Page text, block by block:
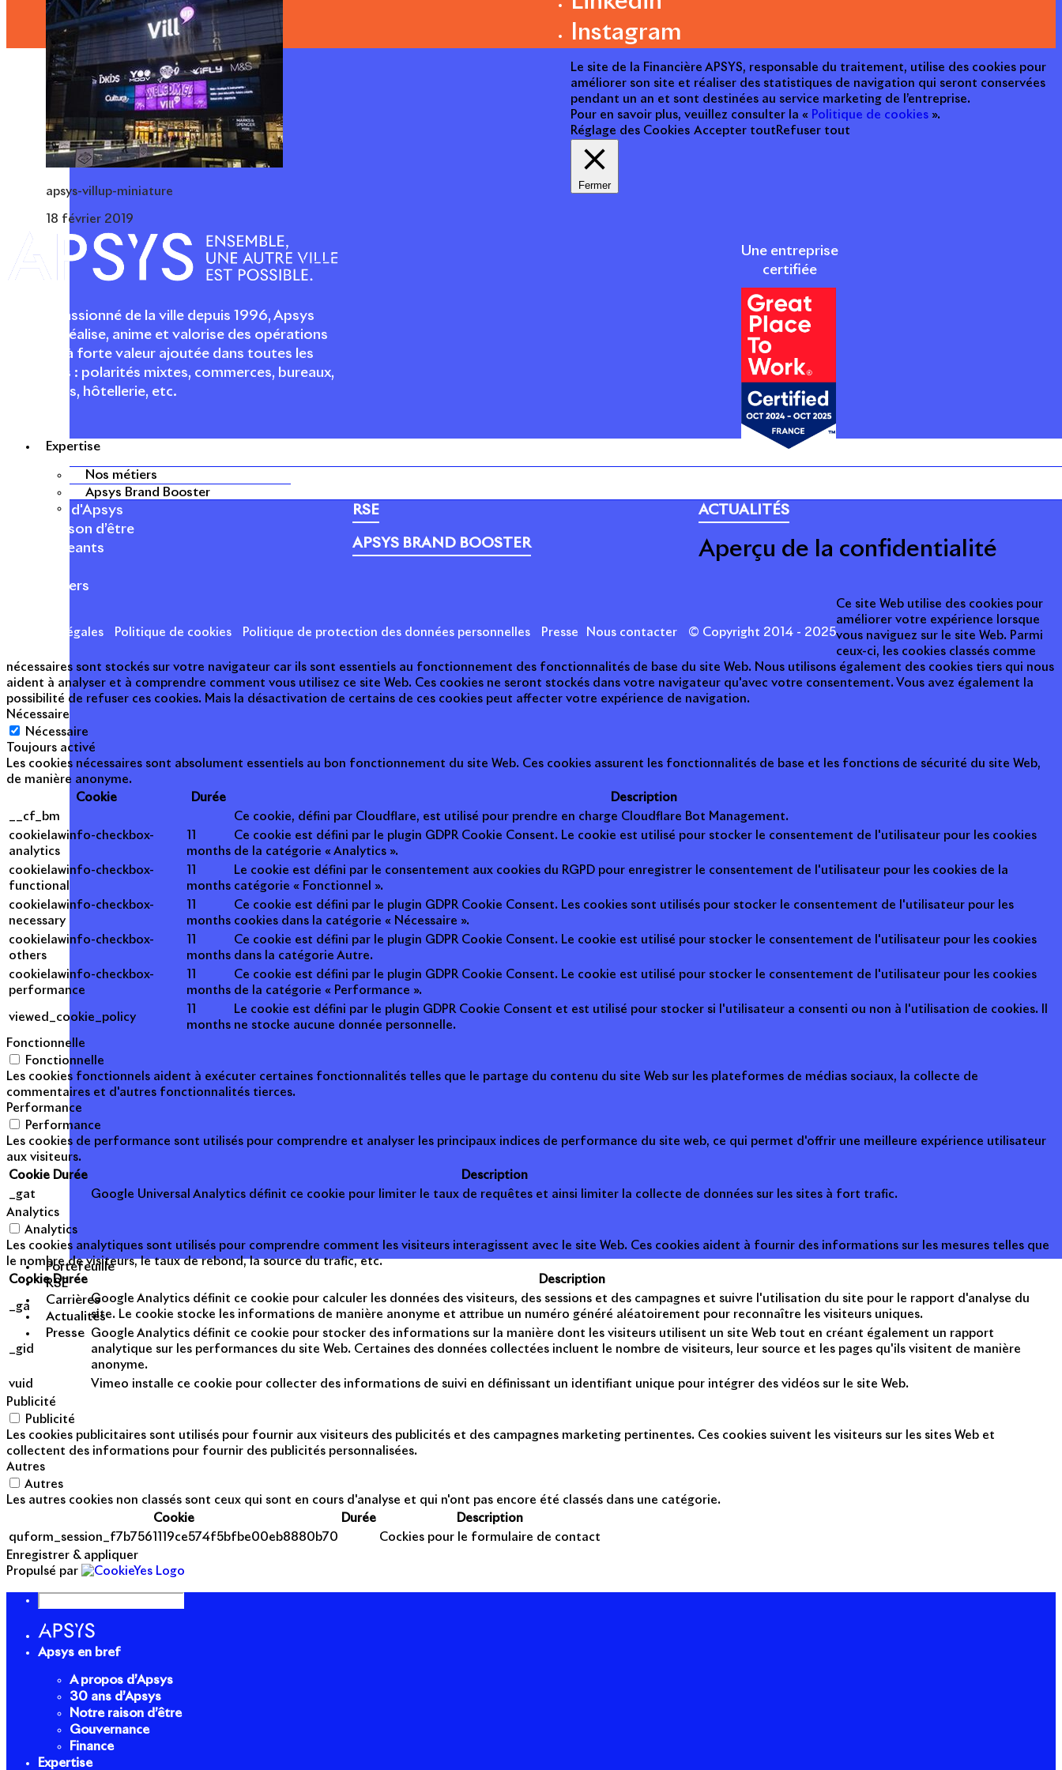
Expertise
Nos métiers
Apsys Brand Booster
Portefeuille
RSE
Carrières
Actualités
Presse
apsys-villup-miniature
18 février 2019
Acteur passionné de la ville depuis 1996, Apsys
conçoit, réalise, anime et valorise des opérations
urbaines à forte valeur ajoutée dans toutes les
fonctions : polarités mixtes, commerces, bureaux,
logements, hôtellerie, etc.
Une entreprise
certifiée
APSYS EN BREF
À propos d'Apsys
Notre raison d’être
Nos dirigeants
Nos métiers
RSE
APSYS BRAND BOOSTER
ACTUALITÉS
Mentions légales Politique de cookies Politique de protection des données personnelles Presse Nous contacter © Copyright 2014 - 2025
Instagram
Le site de la Financière APSYS, responsable du traitement, utilise des cookies pour
améliorer son site et réaliser des statistiques de navigation qui seront conservées
pendant un an et sont destinées au service marketing de l’entreprise.
Pour en savoir plus, veuillez consulter la « Politique de cookies ».
Réglage des Cookies Accepter tout Refuser tout
Fermer
Aperçu de la confidentialité
Ce site Web utilise des cookies pour
améliorer votre expérience lorsque
vous naviguez sur le site Web. Parmi
ceux-ci, les cookies classés comme
nécessaires sont stockés sur votre navigateur car ils sont essentiels au fonctionnement des fonctionnalités de base du site Web. Nous utilisons également des cookies tiers qui nous
aident à analyser et à comprendre comment vous utilisez ce site Web. Ces cookies ne seront stockés dans votre navigateur qu'avec votre consentement. Vous avez également la
possibilité de refuser ces cookies. Mais la désactivation de certains de ces cookies peut affecter votre expérience de navigation.
Nécessaire
Nécessaire
Toujours activé
Les cookies nécessaires sont absolument essentiels au bon fonctionnement du site Web. Ces cookies assurent les fonctionnalités de base et les fonctions de sécurité du site Web,
de manière anonyme.
Cookie
Durée
Description
__cf_bm
Ce cookie, défini par Cloudflare, est utilisé pour prendre en charge Cloudflare Bot Management.
cookielawinfo-checkbox-
analytics
months
Ce cookie est défini par le plugin GDPR Cookie Consent. Le cookie est utilisé pour stocker le consentement de l'utilisateur pour les cookies
de la catégorie « Analytics ».
cookielawinfo-checkbox-
functional
months
Le cookie est défini par le consentement aux cookies du RGPD pour enregistrer le consentement de l'utilisateur pour les cookies de la
catégorie « Fonctionnel ».
cookielawinfo-checkbox-
necessary
months
Ce cookie est défini par le plugin GDPR Cookie Consent. Les cookies sont utilisés pour stocker le consentement de l'utilisateur pour les
cookies dans la catégorie « Nécessaire ».
cookielawinfo-checkbox-
others
months
Ce cookie est défini par le plugin GDPR Cookie Consent. Le cookie est utilisé pour stocker le consentement de l'utilisateur pour les cookies
dans la catégorie Autre.
cookielawinfo-checkbox-
performance
months
Ce cookie est défini par le plugin GDPR Cookie Consent. Le cookie est utilisé pour stocker le consentement de l'utilisateur pour les cookies
de la catégorie « Performance ».
viewed_cookie_policy
months
Le cookie est défini par le plugin GDPR Cookie Consent et est utilisé pour stocker si l'utilisateur a consenti ou non à l'utilisation de cookies. Il
ne stocke aucune donnée personnelle.
Fonctionnelle
Fonctionnelle
Les cookies fonctionnels aident à exécuter certaines fonctionnalités telles que le partage du contenu du site Web sur les plateformes de médias sociaux, la collecte de
commentaires et d'autres fonctionnalités tierces.
Performance
Performance
Les cookies de performance sont utilisés pour comprendre et analyser les principaux indices de performance du site web, ce qui permet d'offrir une meilleure expérience utilisateur
aux visiteurs.
Cookie Durée
Description
_gat
Google Universal Analytics définit ce cookie pour limiter le taux de requêtes et ainsi limiter la collecte de données sur les sites à fort trafic.
Analytics
Analytics
Les cookies analytiques sont utilisés pour comprendre comment les visiteurs interagissent avec le site Web. Ces cookies aident à fournir des informations sur les mesures telles que
le nombre de visiteurs, le taux de rebond, la source du trafic, etc.
Cookie Durée Description
_ga
Google Analytics définit ce cookie pour calculer les données des visiteurs, des sessions et des campagnes et suivre l'utilisation du site pour le rapport d'analyse du
site. Le cookie stocke les informations de manière anonyme et attribue un numéro généré aléatoirement pour reconnaître les visiteurs uniques.
_gid
Google Analytics définit ce cookie pour stocker des informations sur la manière dont les visiteurs utilisent un site Web tout en créant également un rapport
analytique sur les performances du site Web. Certaines des données collectées incluent le nombre de visiteurs, leur source et les pages qu'ils visitent de manière
anonyme.
vuid
Vimeo installe ce cookie pour collecter des informations de suivi en définissant un identifiant unique pour intégrer des vidéos sur le site Web.
Publicité
Publicité
Les cookies publicitaires sont utilisés pour fournir aux visiteurs des publicités et des campagnes marketing pertinentes. Ces cookies suivent les visiteurs sur les sites Web et
collectent des informations pour fournir des publicités personnalisées.
Autres
Autres
Les autres cookies non classés sont ceux qui sont en cours d'analyse et qui n'ont pas encore été classés dans une catégorie.
Cookie
Durée
Description
quform_session_f7b7561119ce574f5bfbe00eb8880b70
Cockies pour le formulaire de contact
Enregistrer & appliquer
Propulsé par
Apsys en bref
A propos d’Apsys
30 ans d’Apsys
Notre raison d’être
Gouvernance
Finance
Expertise